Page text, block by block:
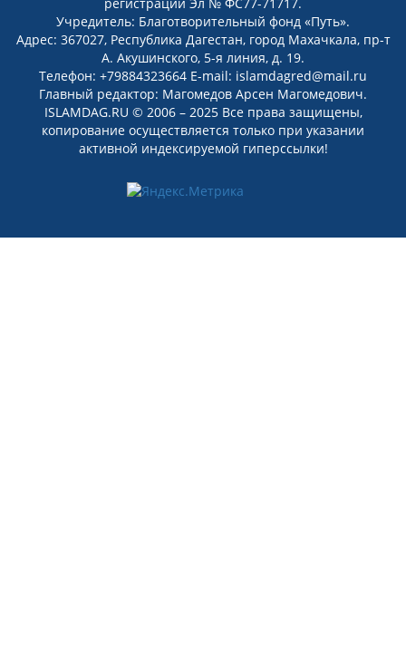
регистрации Эл № ФС77-71717.
Учредитель: Благотворительный фонд «Путь».
Адрес: 367027, Республика Дагестан, город Махачкала, пр-т
А. Акушинского, 5-я линия, д. 19.
Телефон: +79884323664 E-mail: islamdagred@mail.ru
Главный редактор: Магомедов Арсен Магомедович.
ISLAMDAG.RU © 2006 – 2025 Все права защищены,
копирование осуществляется только при указании
активной индексируемой гиперссылки!